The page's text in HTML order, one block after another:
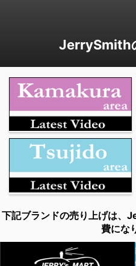
JerrySmith
下記ブランドの売り上げは、
費にな